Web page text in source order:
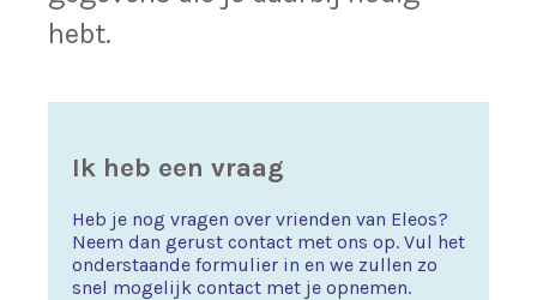
hebt.
Ik heb een vraag
Heb je nog vragen over vrienden van Eleos?
Neem dan gerust contact met ons op. Vul het
onderstaande formulier in en we zullen zo
snel mogelijk contact met je opnemen.